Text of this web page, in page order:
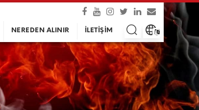
NEREDEN ALINIR İLETİŞİM